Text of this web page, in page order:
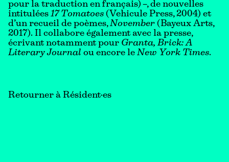
pour la traduction en français) –, de nouvelles
intitulées 17 Tomatoes (Vehicule Press, 2004) et
d’un recueil de poèmes,November (Bayeux Arts,
2017). Il collabore également avec la presse,
écrivant notamment pour Granta, Brick: A
Literary Journal ou encore le New York Times.
Retourner à Résident·es